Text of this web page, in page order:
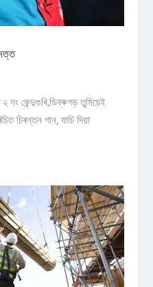
নং কেন্দুগুৰি,ডিব্ৰুগড় তুমিয়েই
চিৰন্তন গান, যাচি দিয়া